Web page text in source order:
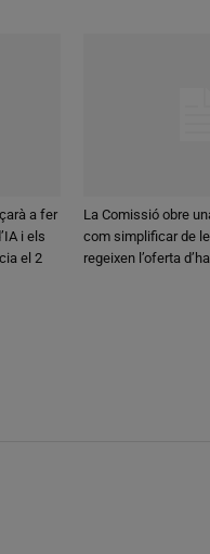
a fer
i els
el 2
La Comissió obre
com simplificar de
regeixen l’oferta